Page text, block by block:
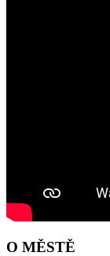
O MĚSTĚ